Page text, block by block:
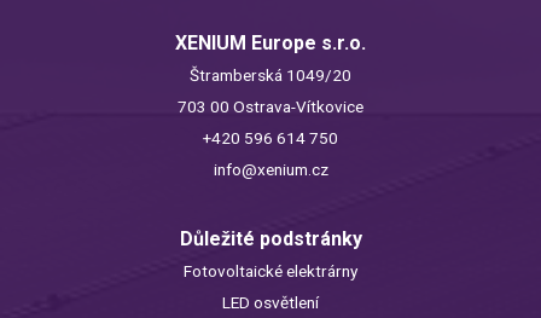
XENIUM Europe s.r.o.
Štramberská 1049/20
703 00 Ostrava-Vítkovice
+420 596 614 750
info@xenium.cz
Důležité podstránky
Fotovoltaické elektrárny
LED osvětlení